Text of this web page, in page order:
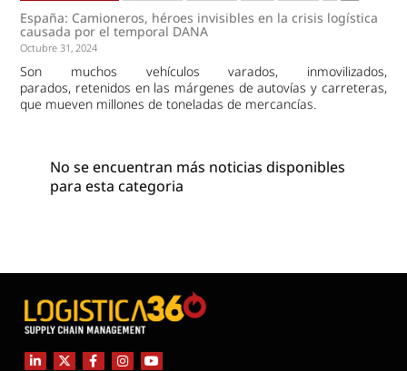
España: Camioneros, héroes invisibles en la crisis logística
causada por el temporal DANA
Octubre 31, 2024
Son muchos vehículos varados, inmovilizados,
parados, retenidos en las márgenes de autovías y carreteras,
que mueven millones de toneladas de mercancías.
No se encuentran más noticias disponibles
para esta categoria